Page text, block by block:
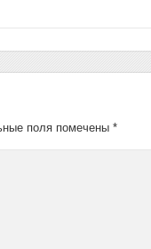
поля помечены *